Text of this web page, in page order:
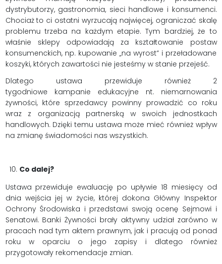
dystrybutorzy, gastronomia, sieci handlowe i konsumenci.
Chociaż to ci ostatni wyrzucają najwięcej, ograniczać skalę
problemu trzeba na każdym etapie. Tym bardziej, że to
właśnie sklepy odpowiadają za kształtowanie postaw
konsumenckich, np. kupowanie „na wyrost” i przeładowane
koszyki, których zawartości nie jesteśmy w stanie przejeść.
Dlatego ustawa przewiduje również 2
tygodniowe kampanie edukacyjne nt. niemarnowania
żywności, które sprzedawcy powinny prowadzić co roku
wraz z organizacją partnerską w swoich jednostkach
handlowych. Dzięki temu ustawa może mieć również wpływ
na zmianę świadomości nas wszystkich.
Co dalej?
Ustawa przewiduje ewaluację po upływie 18 miesięcy od
dnia wejścia jej w życie, której dokona Główny Inspektor
Ochrony Środowiska i przedstawi swoją ocenę Sejmowi i
Senatowi. Banki Żywności brały aktywny udział zarówno w
pracach nad tym aktem prawnym, jak i pracują od ponad
roku w oparciu o jego zapisy i dlatego również
przygotowały rekomendacje zmian.